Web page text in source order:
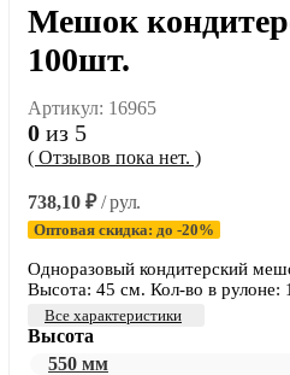
Мешок
100шт.
Артикул: 16965
0 из 5
( Отзывов пока нет. )
738,10 ₽ / рул.
Оптовая скидка: до -20%
Одноразовый кондитерский
Высота: 45 см. Кол-во в рулоне:
Все характеристики
Высота
550 мм